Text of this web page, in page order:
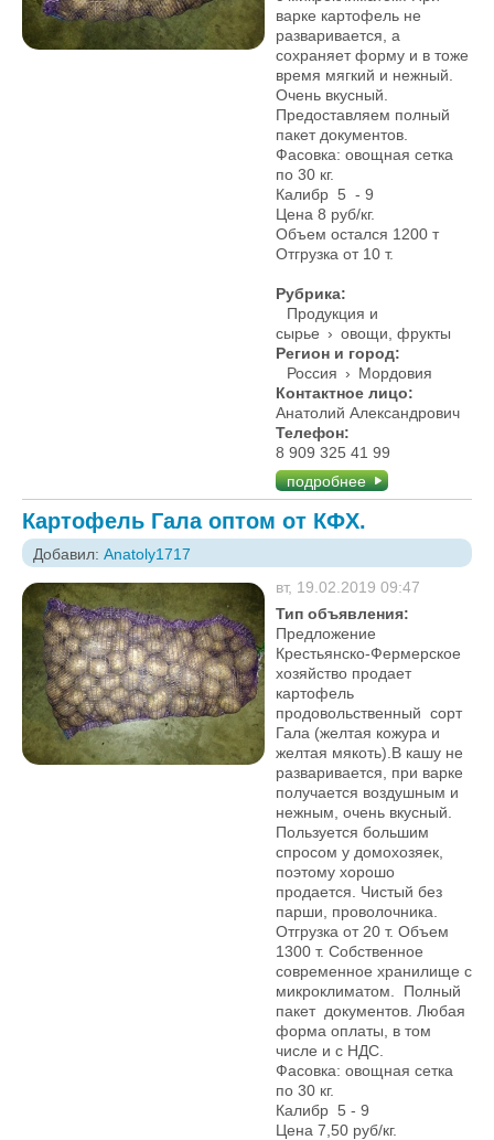
варке картофель не
разваривается, а
сохраняет форму и в тоже
время мягкий и нежный.
Очень вкусный.
Предоставляем полный
пакет документов.
Фасовка: овощная сетка
по 30 кг.
Калибр 5 - 9
Цена 8 руб/кг.
Объем остался 1200 т
Отгрузка от 10 т.
Рубрика:
Продукция и
сырье › овощи, фрукты
Регион и город:
Россия › Мордовия
Контактное лицо:
Анатолий Александрович
Телефон:
8 909 325 41 99
подробнее
Картофель Гала оптом от КФХ.
Добавил: Anatoly1717
вт, 19.02.2019 09:47
Тип объявления:
Предложение
Крестьянско-Фермерское
хозяйство продает
картофель
продовольственный сорт
Гала (желтая кожура и
желтая мякоть).В кашу не
разваривается, при варке
получается воздушным и
нежным, очень вкусный.
Пользуется большим
спросом у домохозяек,
поэтому хорошо
продается. Чистый без
парши, проволочника.
Отгрузка от 20 т. Объем
1300 т. Собственное
современное хранилище с
микроклиматом. Полный
пакет документов. Любая
форма оплаты, в том
числе и с НДС.
Фасовка: овощная сетка
по 30 кг.
Калибр 5 - 9
Цена 7,50 руб/кг.